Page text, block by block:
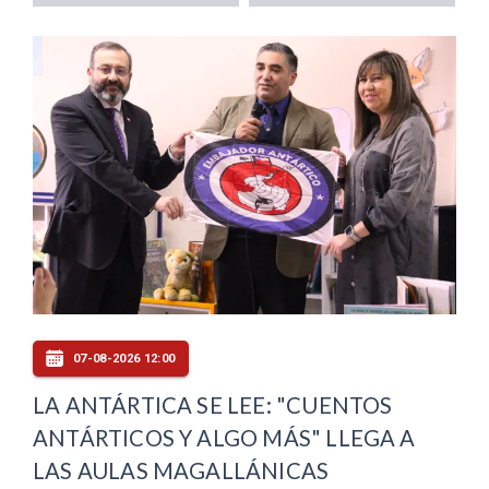
07-08-2026 12:00
LA ANTÁRTICA SE LEE: "CUENTOS
ANTÁRTICOS Y ALGO MÁS" LLEGA A
LAS AULAS MAGALLÁNICAS